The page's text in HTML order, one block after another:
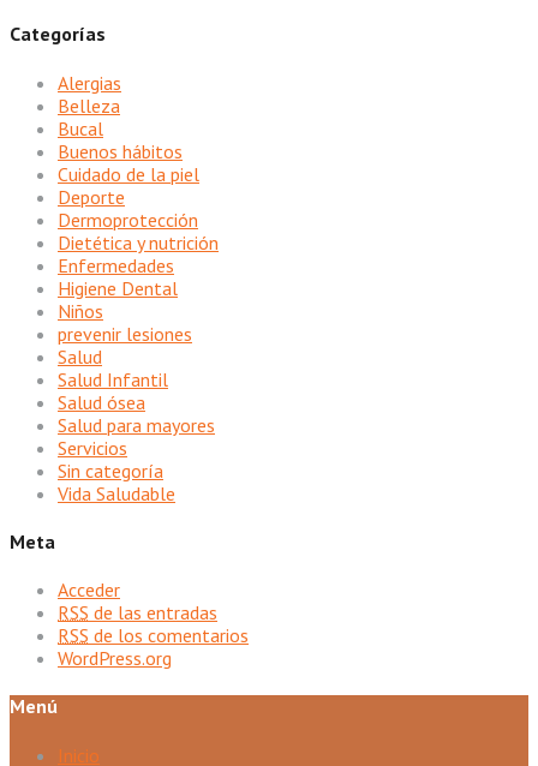
Categorías
Alergias
Belleza
Bucal
Buenos hábitos
Cuidado de la piel
Deporte
Dermoprotección
Dietética y nutrición
Enfermedades
Higiene Dental
Niños
prevenir lesiones
Salud
Salud Infantil
Salud ósea
Salud para mayores
Servicios
Sin categoría
Vida Saludable
Meta
Acceder
RSS de las entradas
RSS de los comentarios
WordPress.org
Menú
Inicio